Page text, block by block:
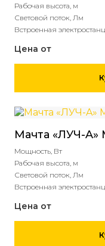
Рабочая высота, м
Световой поток, Лм
Встроенная
Цена от
Мачта «ЛУЧ-
Мощность, Вт
Рабочая высота, м
Световой поток, Лм
Встроенная
Цена от